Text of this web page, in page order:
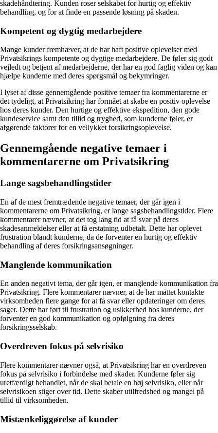
skadehåndtering. Kunden roser selskabet for hurtig og effektiv
behandling, og for at finde en passende løsning på skaden.
Kompetent og dygtig medarbejdere
Mange kunder fremhæver, at de har haft positive oplevelser med
Privatsikrings kompetente og dygtige medarbejdere. De føler sig godt
vejledt og betjent af medarbejderne, der har en god faglig viden og kan
hjælpe kunderne med deres spørgsmål og bekymringer.
I lyset af disse gennemgående positive temaer fra kommentarerne er
det tydeligt, at Privatsikring har formået at skabe en positiv oplevelse
hos deres kunder. Den hurtige og effektive ekspedition, den gode
kundeservice samt den tillid og tryghed, som kunderne føler, er
afgørende faktorer for en vellykket forsikringsoplevelse.
Gennemgående negative temaer i
kommentarerne om Privatsikring
Lange sagsbehandlingstider
En af de mest fremtrædende negative temaer, der går igen i
kommentarerne om Privatsikring, er lange sagsbehandlingstider. Flere
kommentarer nævner, at det tog lang tid at få svar på deres
skadesanmeldelser eller at få erstatning udbetalt. Dette har oplevet
frustration blandt kunderne, da de forventer en hurtig og effektiv
behandling af deres forsikringsansøgninger.
Manglende kommunikation
En anden negativt tema, der går igen, er manglende kommunikation fra
Privatsikring. Flere kommentarer nævner, at de har måttet kontakte
virksomheden flere gange for at få svar eller opdateringer om deres
sager. Dette har ført til frustration og usikkerhed hos kunderne, der
forventer en god kommunikation og opfølgning fra deres
forsikringsselskab.
Overdreven fokus på selvrisiko
Flere kommentarer nævner også, at Privatsikring har en overdreven
fokus på selvrisiko i forbindelse med skader. Kunderne føler sig
uretfærdigt behandlet, når de skal betale en høj selvrisiko, eller når
selvrisikoen stiger over tid. Dette skaber utilfredshed og mangel på
tillid til virksomheden.
Mistænkeliggørelse af kunder